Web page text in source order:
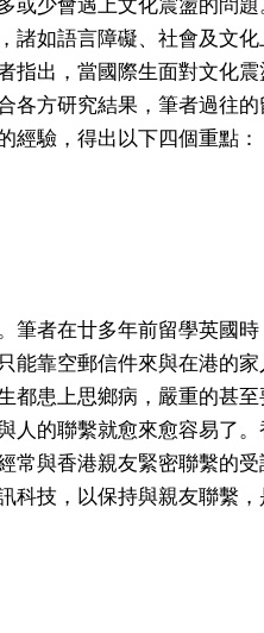
或少會遇上文化震盪的問
諸如語言障礙、社會及文
指出，當國際生面對文化
各方研究結果，筆者過往
經驗，得出以下四個重點：
筆者在廿多年前留學英國時
能靠空郵信件來與在港的
都患上思鄉病，嚴重的甚
人的聯繫就愈來愈容易了
常與香港親友緊密聯繫的
科技，以保持與親友聯繫，